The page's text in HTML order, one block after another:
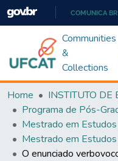
COMUNICA BR
Communities
&
Collections
Home